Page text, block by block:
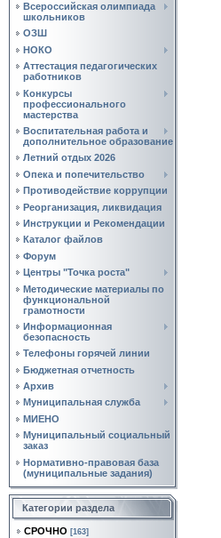
Всероссийская олимпиада
школьников
ОЗШ
НОКО
Аттестация педагогических
работников
Конкурсы
профессионального
мастерства
Воспитательная работа и
дополнительное образование
Летний отдых 2026
Опека и попечительство
Противодействие коррупции
Реорганизация, ликвидация
Инструкции и Рекомендации
Каталог файлов
Форум
Центры "Точка роста"
Методические материалы по
функциональной
грамотности
Информационная
безопасность
Телефоны горячей линии
Бюджетная отчетность
Архив
Муниципальная служба
МИЕНО
Муниципальный социальный
заказ
Нормативно‑правовая база
(муниципальные задания)
Категории раздела
СРОЧНО [163]